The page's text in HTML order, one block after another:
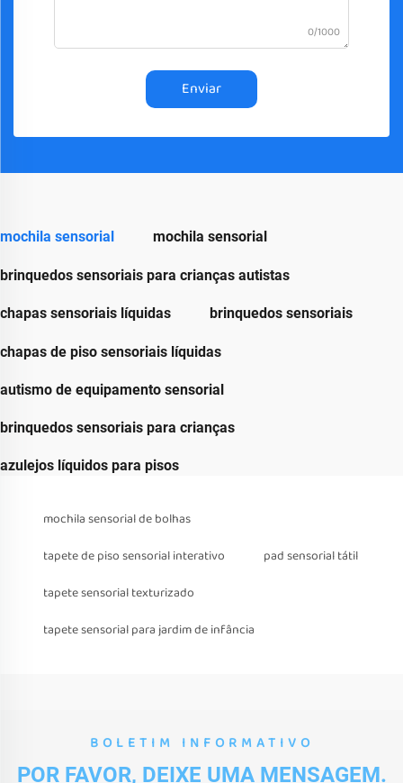
0/1000
Enviar
mochila sensorial mochila sensorial
brinquedos sensoriais para crianças autistas
chapas sensoriais líquidas brinquedos sensoriais
chapas de piso sensoriais líquidas
autismo de equipamento sensorial
brinquedos sensoriais para crianças
azulejos líquidos para pisos
mochila sensorial de bolhas
tapete de piso sensorial interativo
pad sensorial tátil
tapete sensorial texturizado
tapete sensorial para jardim de infância
BOLETIM INFORMATIVO
POR FAVOR, DEIXE UMA MENSAGEM.